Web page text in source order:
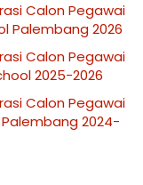
Calon Pegawai
Palembang 2026
Calon Pegawai
2025-2026
Calon Pegawai
Palembang 2024-